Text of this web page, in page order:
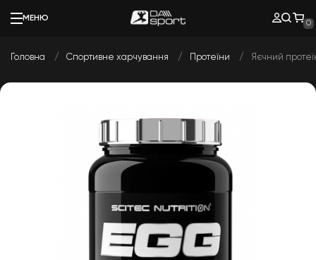
МЕНЮ
0
Головна Спортивне харчування Протеїни Яєчний